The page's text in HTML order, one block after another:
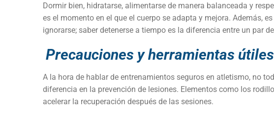
Dormir bien, hidratarse, alimentarse de manera balanceada y
es el momento en el que el cuerpo se adapta y mejora. Además,
ignorarse; saber detenerse a tiempo es la diferencia entre un par
Precauciones y herramientas útiles
A la hora de hablar de entrenamientos seguros en atletismo, no
diferencia en la prevención de lesiones. Elementos como los
acelerar la recuperación después de las sesiones.